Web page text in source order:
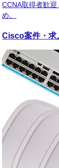
CCNA取得者歓
め。
Cisco案件・求